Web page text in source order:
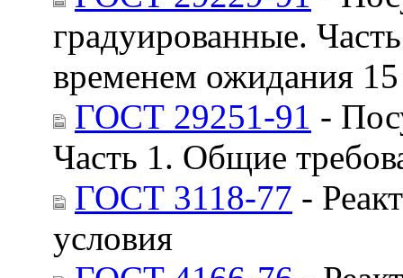
градуированные.
временем ожидания
ГОСТ 29251-91 -
Часть 1. Общие
ГОСТ 3118-77 -
условия